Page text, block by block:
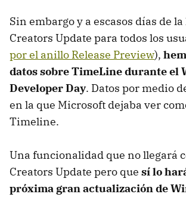
Sin embargo y a escasos días de
Creators Update para todos los
por el anillo Release Preview),
datos sobre TimeLine durante el
Developer Day. Datos por medio
en la que Microsoft dejaba ver
Timeline.
Una funcionalidad que no llegará
Creators Update pero que sí lo
próxima gran actualización de